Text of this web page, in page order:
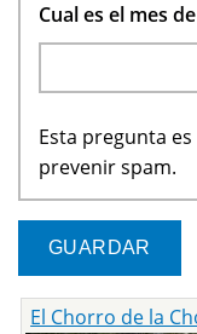
Cual es el mes
Esta pregunta
prevenir spam.
El Chorro de la